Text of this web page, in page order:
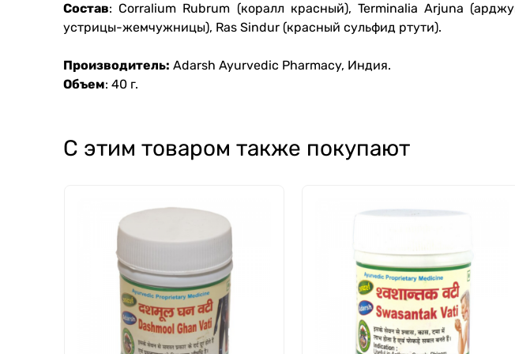
Состав: Corralium Rubrum (коралл красный), Terminalia Arjuna
устрицы-жемчужницы), Ras Sindur (красный сульфид ртути).
Производитель: Adarsh Ayurvedic Pharmacy, Индия.
Объем: 40 г.
С этим товаром также покупают